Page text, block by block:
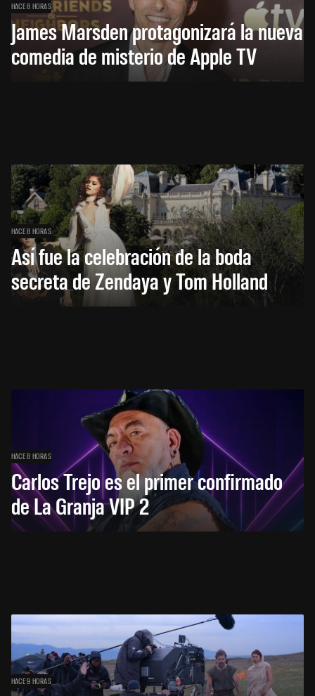
HACE 8 HORAS
James Marsden protagonizará la nueva
comedia de misterio de Apple TV
HACE 8 HORAS
Así fue la celebración de la boda
secreta de Zendaya y Tom Holland
HACE 8 HORAS
Carlos Trejo es el primer confirmado
de La Granja VIP 2
HACE 9 HORAS